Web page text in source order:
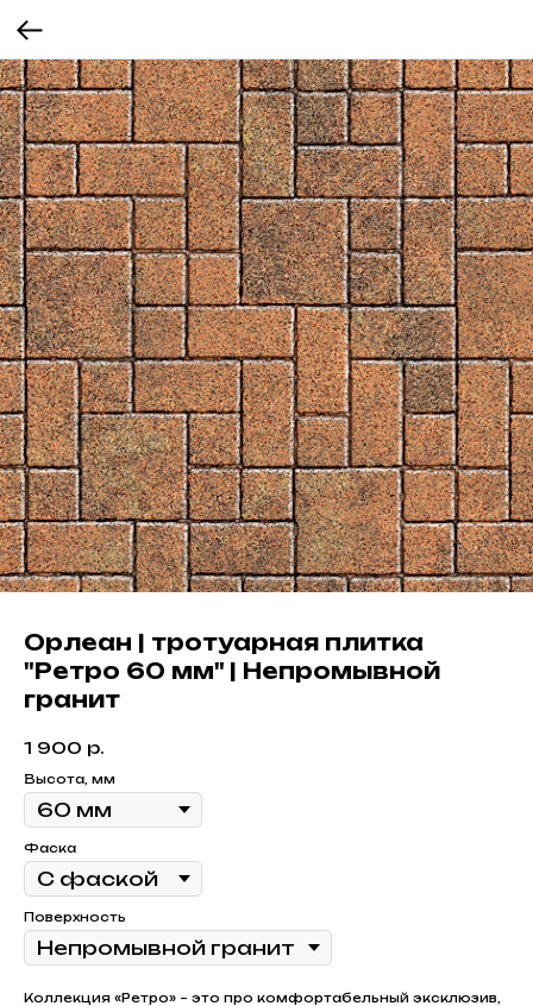
Орлеан | тротуарная плитка
"Ретро 60 мм" | Непромывной
гранит
1 900 р.
Высота, мм
Фаска
Поверхность
Коллекция «Ретро» – это про комфортабельный эксклюзив,